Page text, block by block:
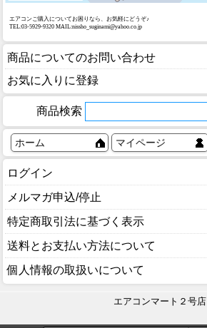
商品についてのお問い合わせ
お気に入りに登録
商品検索
ホーム マイページ
ログイン
メルマガ申込/停止
特定商取引法に基づく表示
送料とお支払い方法について
個人情報の取扱いについて
エアコンマート２号店